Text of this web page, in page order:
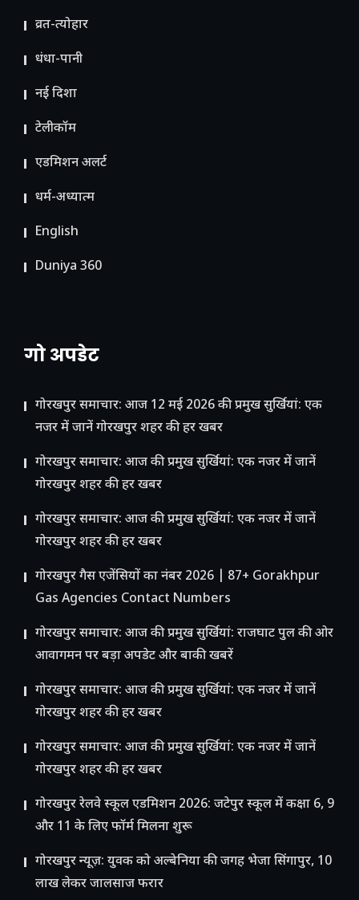
व्रत-त्योहार
धंधा-पानी
नई दिशा
टेलीकॉम
ए​डमिशन अलर्ट
धर्म-अध्यात्म
English
Duniya 360
गो अपडेट
गोरखपुर समाचार: आज 12 मई 2026 की प्रमुख सुर्खियां: एक
नजर में जानें गोरखपुर शहर की हर खबर
गोरखपुर समाचार: आज की प्रमुख सुर्खियां: एक नजर में जानें
गोरखपुर शहर की हर खबर
गोरखपुर समाचार: आज की प्रमुख सुर्खियां: एक नजर में जानें
गोरखपुर शहर की हर खबर
गोरखपुर गैस एजेंसियों का नंबर 2026 | 87+ Gorakhpur
Gas Agencies Contact Numbers
गोरखपुर समाचार: आज की प्रमुख सुर्खियां: राजघाट पुल की ओर
आवागमन पर बड़ा अपडेट और बाकी खबरें
गोरखपुर समाचार: आज की प्रमुख सुर्खियां: एक नजर में जानें
गोरखपुर शहर की हर खबर
गोरखपुर समाचार: आज की प्रमुख सुर्खियां: एक नजर में जानें
गोरखपुर शहर की हर खबर
गोरखपुर रेलवे स्कूल एडमिशन 2026: जटेपुर स्कूल में कक्षा 6, 9
और 11 के लिए फॉर्म मिलना शुरू
गोरखपुर न्यूज़: युवक को अल्बेनिया की जगह भेजा सिंगापुर, 10
लाख लेकर जालसाज फरार